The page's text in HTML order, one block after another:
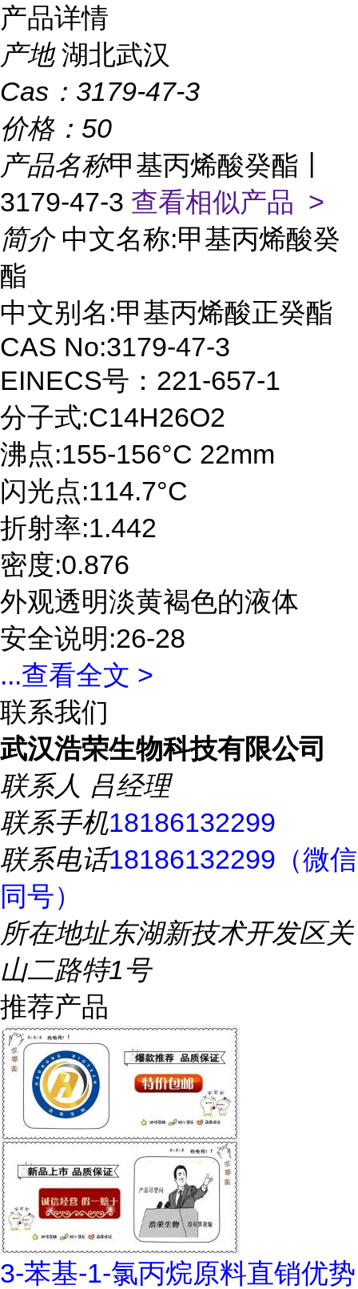
产品详情
产地 湖北武汉
Cas： 3179-47-3
价格： 50
产品名称甲基丙烯酸癸酯丨
3179-47-3 查看相似产品 >
简介 中文名称:甲基丙烯酸癸
酯
中文别名:甲基丙烯酸正癸酯
CAS No:3179-47-3
EINECS号：221-657-1
分子式:C14H26O2
沸点:155-156°C 22mm
闪光点:114.7°C
折射率:1.442
密度:0.876
外观透明淡黄褐色的液体
安全说明:26-28
...查看全文 >
联系我们
武汉浩荣生物科技有限公司
联系人 吕经理
联系手机18186132299
联系电话18186132299（微信
同号）
所在地址东湖新技术开发区关
山二路特1号
推荐产品
3-苯基-1-氯丙烷原料直销优势